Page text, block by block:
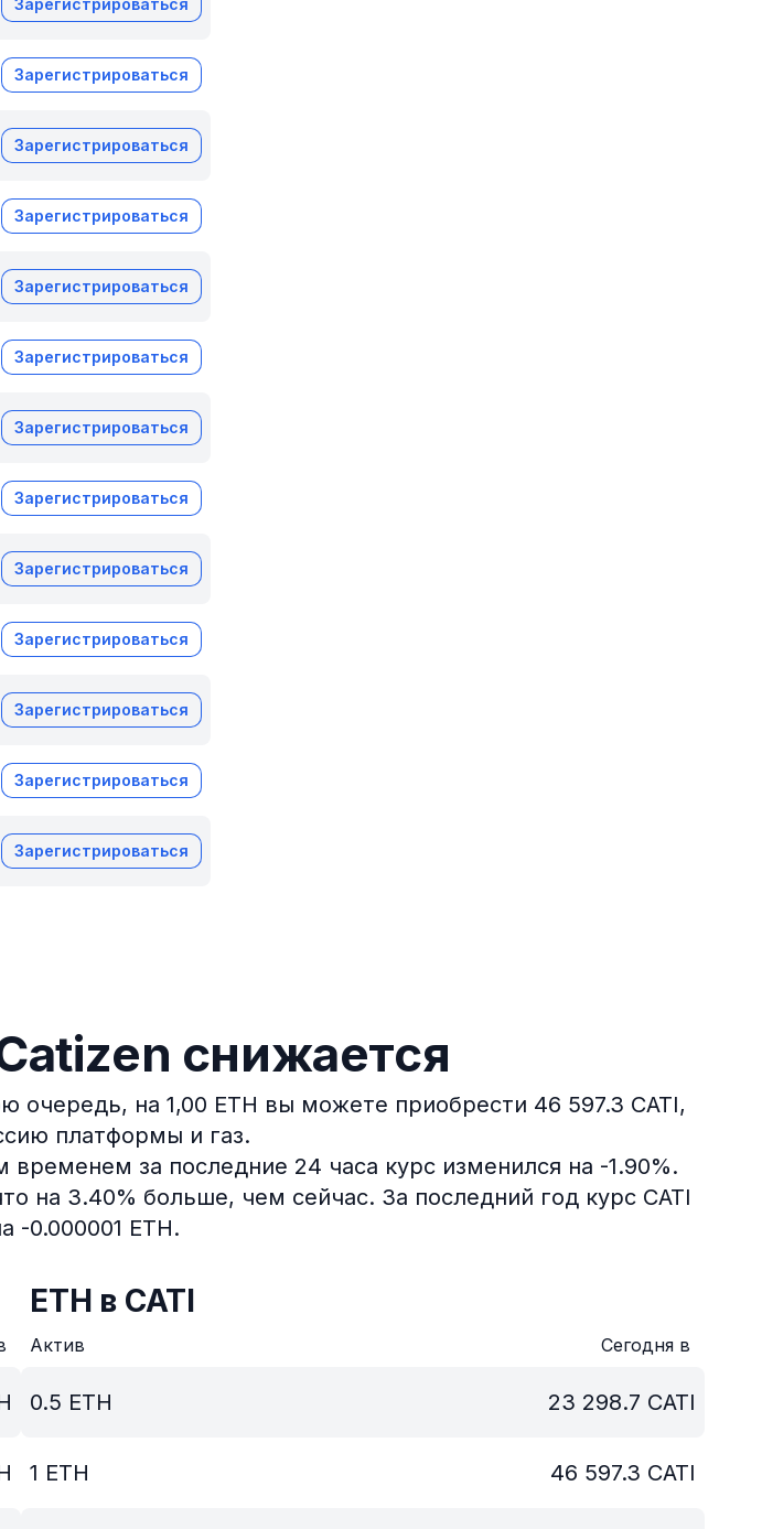
Зарегистрироваться
Зарегистрироваться
Зарегистрироваться
Зарегистрироваться
Зарегистрироваться
Зарегистрироваться
Зарегистрироваться
Зарегистрироваться
Зарегистрироваться
Зарегистрироваться
Зарегистрироваться
Зарегистрироваться
Зарегистрироваться
снижается
очередь, на 1,00 ETH вы можете приобрести 46 597.3 CATI,
платформы и газ.
временем за последние 24 часа курс изменился на -1.90%.
на 3.40% больше, чем сейчас. За последний год курс CATI
-0.000001 ETH.
ETH в CATI
Актив Сегодня в
0.5 ETH 23 298.7 CATI
1 ETH 46 597.3 CATI